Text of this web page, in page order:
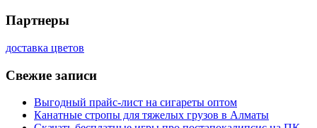
Партнеры
доставка цветов
Свежие записи
Выгодный прайс-лист на сигареты оптом
Канатные стропы для тяжелых грузов в Алматы